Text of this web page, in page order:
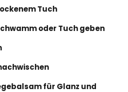
Tuch
oder Tuch geben
für Glanz und